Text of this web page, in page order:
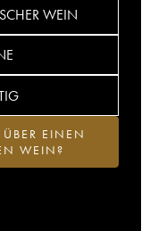
WEIN
EINEN
WEIN?